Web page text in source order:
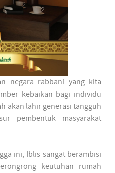
negara rabbani yang kita
kebaikan bagi individu
akan lahir generasi tangguh
pembentuk masyarakat
ini, Iblis sangat berambisi
keutuhan rumah